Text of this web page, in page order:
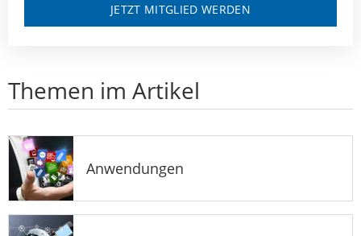
JETZT MITGLIED WERDEN
Themen im Artikel
Anwendungen